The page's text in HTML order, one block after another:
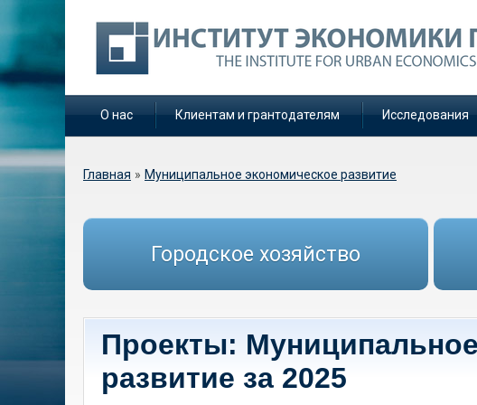
О нас Клиентам и грантодателям Исследования
Вы здесь
Главная » Муниципальное экономическое развитие
Городское хозяйство
Проекты:
развитие за 2025